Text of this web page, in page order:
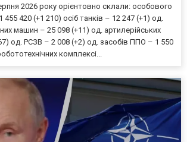
2026 року орієнтовно склали: особового
420 (+1 210) осіб танків – 12 247 (+1) од.
машин – 25 098 (+11) од. артилерійських
од. РСЗВ – 2 008 (+2) од. засобів ППО – 1 550
комплексі...